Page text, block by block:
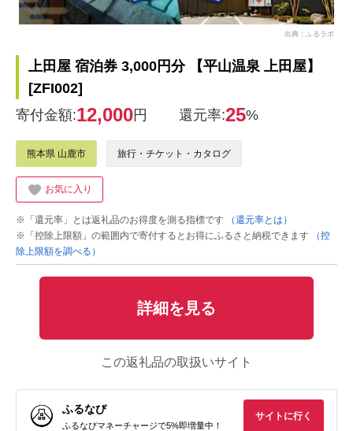
出典：ふるラボ
上田屋 宿泊券 3,000円分 【平山温泉 上田屋】
[ZFI002]
寄付金額:12,000円 還元率:25%
熊本県 山鹿市 旅行・チケット・カタログ
お気に入り
※「還元率」とは返礼品のお得度を測る指標です
（還元率とは）
※「控除上限額」の範囲内で寄付するとお得にふるさと納税できます
（控
除上限額を調べる）
詳細を見る
この返礼品の取扱いサイト
ふるなび
ふるなびマネーチャージで5%即増量中！
サイトに行く